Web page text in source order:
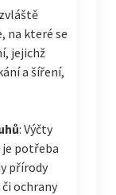
na které se
jejichž
a šíření,
: Výčty
je potřeba
přírody
ochrany